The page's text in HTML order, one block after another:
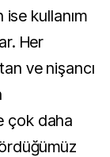
kullanım
Her
ve nişancı
çok daha